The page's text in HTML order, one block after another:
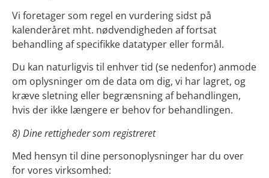
Vi foretager som regel en vurdering sidst på
kalenderåret mht. nødvendigheden af fortsat
behandling af specifikke datatyper eller formål.
Du kan naturligvis til enhver tid (se nedenfor) anmode
om oplysninger om de data om dig, vi har lagret, og
kræve sletning eller begrænsning af behandlingen,
hvis der ikke længere er behov for behandlingen.
8) Dine rettigheder som registreret
Med hensyn til dine personoplysninger har du over
for vores virksomhed: